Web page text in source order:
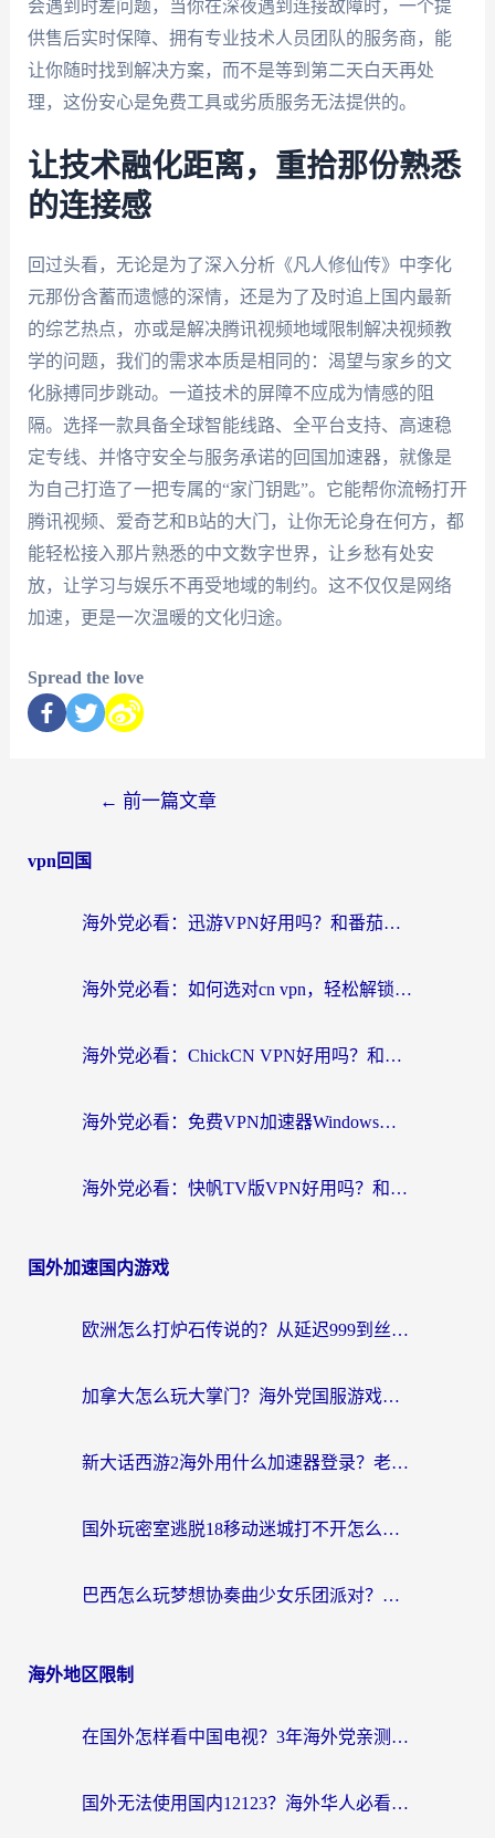
会遇到时差问题，当你在深夜遇到连接故障时，一个提
供售后实时保障、拥有专业技术人员团队的服务商，能
让你随时找到解决方案，而不是等到第二天白天再处
理，这份安心是免费工具或劣质服务无法提供的。
让技术融化距离，重拾那份熟悉
的连接感
回过头看，无论是为了深入分析《凡人修仙传》中李化
元那份含蓄而遗憾的深情，还是为了及时追上国内最新
的综艺热点，亦或是解决腾讯视频地域限制解决视频教
学的问题，我们的需求本质是相同的：渴望与家乡的文
化脉搏同步跳动。一道技术的屏障不应成为情感的阻
隔。选择一款具备全球智能线路、全平台支持、高速稳
定专线、并恪守安全与服务承诺的回国加速器，就像是
为自己打造了一把专属的“家门钥匙”。它能帮你流畅打开
腾讯视频、爱奇艺和B站的大门，让你无论身在何方，都
能轻松接入那片熟悉的中文数字世界，让乡愁有处安
放，让学习与娱乐不再受地域的制约。这不仅仅是网络
加速，更是一次温暖的文化归途。
Spread the love
← 前一篇文章
vpn回国
海外党必看：迅游VPN好用吗？和番茄加速器VPN对比哪个回国效果更好？
海外党必看：如何选对cn vpn，轻松解锁国内影音游戏？
海外党必看：ChickCN VPN好用吗？和星河VPN对比哪个回国效果更好？附真实体验+避坑指南
海外党必看：免费VPN加速器Windows版怎么选？附真实测评与无缝访问国内资源指南
海外党必看：快帆TV版VPN好用吗？和hi龟龟VPN对比哪个回国效果更好？附免费加速器选择指南
国外加速国内游戏
欧洲怎么打炉石传说的？从延迟999到丝滑上分，我找到了靠谱加速器
加拿大怎么玩大掌门？海外党国服游戏加速避坑指南（附实用工具推荐）
新大话西游2海外用什么加速器登录？老玩家亲测有效的国服游戏加速指南
国外玩密室逃脱18移动迷城打不开怎么办？海外玩家亲测有效的解决指南
巴西怎么玩梦想协奏曲少女乐团派对？海外党必看的国服游戏加速全攻略（附波兰天涯明月刀实用技巧）
海外地区限制
在国外怎样看中国电视？3年海外党亲测有效的追剧加速器指南
国外无法使用国内12123？海外华人必看：选对回国加速器，解决迪拜语音+12123访问难题